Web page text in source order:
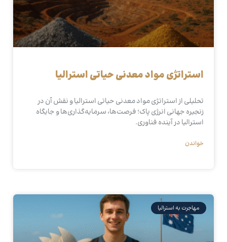
استراتژی مواد معدنی حیاتی استرالیا
تحلیلی از استراتژی مواد معدنی حیاتی استرالیا و نقش آن در
زنجیره جهانی انرژی پاک؛ فرصت‌ها، سرمایه‌گذاری‌ها و جایگاه
استرالیا در آینده فناوری.
خواندن
مهاجرت به استرالیا